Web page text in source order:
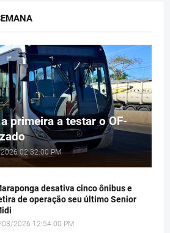
primeira a testar o OF-
02:32:00 PM
desativa cinco ônibus e
de operação seu último Senior
2026 12:54:00 PM